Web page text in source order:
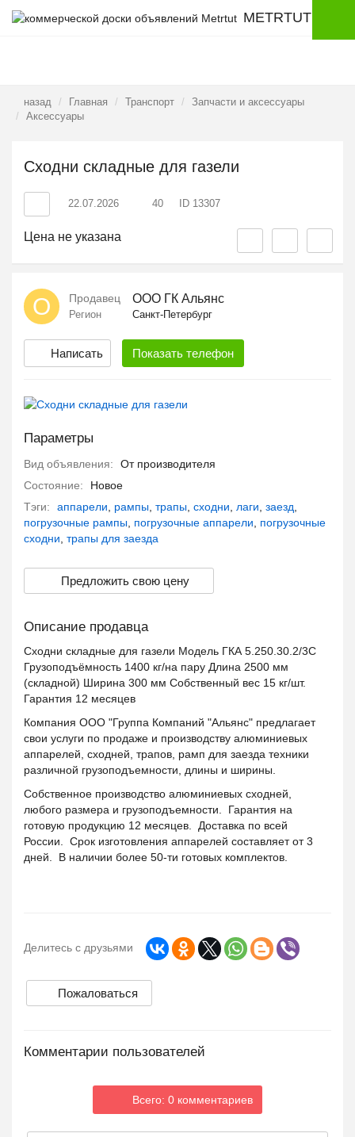
METRTUT
назад Главная Транспорт
Запчасти и аксессуары
Аксессуары
Сходни складные для газели
22.07.2026 40 ID 13307
Цена не указана
О Продавец ООО ГК Альянс
Регион Санкт-Петербург
Написать Показать телефон
Параметры
Вид объявления:
От производителя
Состояние:
Новое
Тэги:
аппарели, рампы, трапы, сходни, лаги, заезд,
погрузочные рампы, погрузочные аппарели, погрузочные
сходни, трапы для заезда
Предложить свою цену
Описание продавца
Сходни складные для газели Модель ГКА 5.250.30.2/3С
Грузоподъёмность 1400 кг/на пару Длина 2500 мм
(складной) Ширина 300 мм Собственный вес 15 кг/шт.
Гарантия 12 месяцев
Компания ООО "Группа Компаний "Альянс" предлагает
свои услуги по продаже и производству алюминиевых
аппарелей, сходней, трапов, рамп для заезда техники
различной грузоподъемности, длины и ширины.
Собственное производство алюминиевых сходней,
любого размера и грузоподъемности. Гарантия на
готовую продукцию 12 месяцев. Доставка по всей
России. Срок изготовления аппарелей составляет от 3
дней. В наличии более 50-ти готовых комплектов.
Делитесь с друзьями
Пожаловаться
Комментарии пользователей
Всего: 0 комментариев